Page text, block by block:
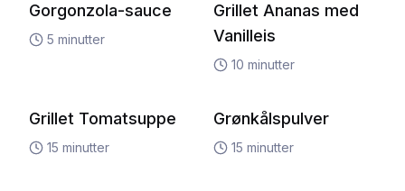
Gorgonzola-sauce
5 minutter
Grillet Ananas med
Vanilleis
10 minutter
Grillet Tomatsuppe
15 minutter
Grønkålspulver
15 minutter